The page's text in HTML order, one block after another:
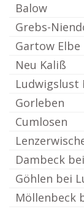
Balow
Grebs-
Gartow Elbe
Neu Kaliß
Ludwigslust
Gorleben
Cumlosen
Dambeck
Göhlen bei
Möllenbeck